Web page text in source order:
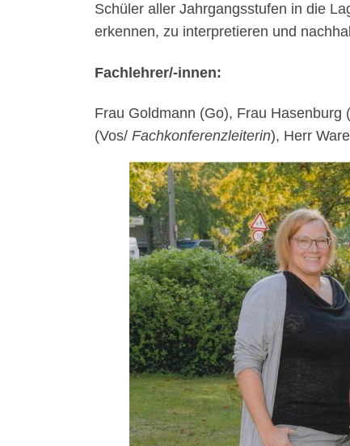
Schüler aller Jahrgangsstufen in die
erkennen, zu interpretieren und
Fachlehrer/-innen:
Frau Goldmann (Go), Frau
(Vos/ Fachkonferenzleiterin), Herr